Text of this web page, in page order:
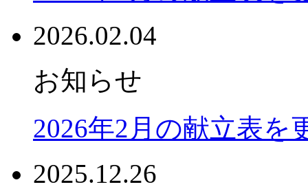
2026.02.04
お知らせ
2026年2月の献立表を
2025.12.26